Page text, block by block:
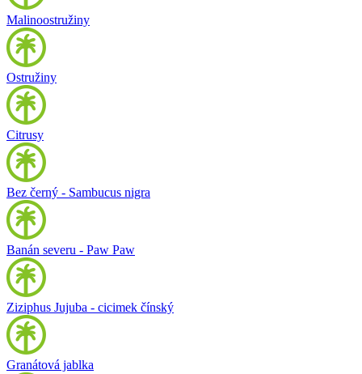
Malinoostružiny
Ostružiny
Citrusy
Bez černý - Sambucus nigra
Banán severu - Paw Paw
Ziziphus Jujuba - cicimek čínský
Granátová jablka